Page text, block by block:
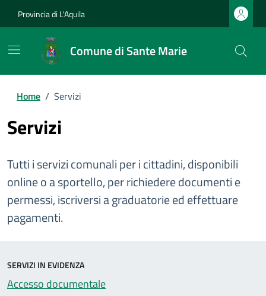
Provincia di L'Aquila
Comune di Sante Marie
Home / Servizi
Servizi
Tutti i servizi comunali per i cittadini, disponibili
online o a sportello, per richiedere documenti e
permessi, iscriversi a graduatorie ed effettuare
pagamenti.
SERVIZI IN EVIDENZA
Accesso documentale